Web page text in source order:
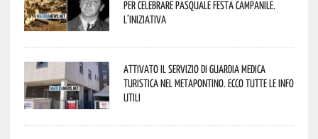
per celebrare Pasquale Festa Campanile.
L’iniziativa
Attivato il servizio di Guardia Medica
Turistica nel Metapontino. Ecco tutte le info
utili